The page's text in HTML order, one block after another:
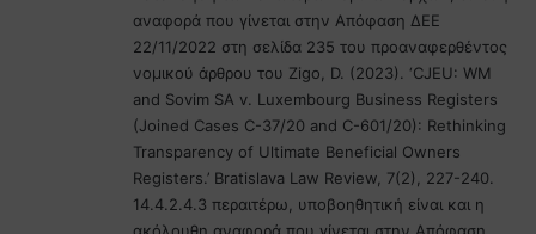
αναφορά που γίνεται στην Απόφαση ΔΕΕ
22/11/2022 στη σελίδα 235 του προαναφερθέντος
νομικού άρθρου του Zigo, D. (2023). ‘CJEU: WM
and Sovim SA v. Luxembourg Business Registers
(Joined Cases C-37/20 and C-601/20): Rethinking
Transparency of Ultimate Beneficial Owners
Registers.’ Bratislava Law Review, 7(2), 227-240.
14.4.2.4.3 περαιτέρω, υποβοηθητική είναι και η
ακόλουθη αναφορά που γίνεται στην Απόφαση